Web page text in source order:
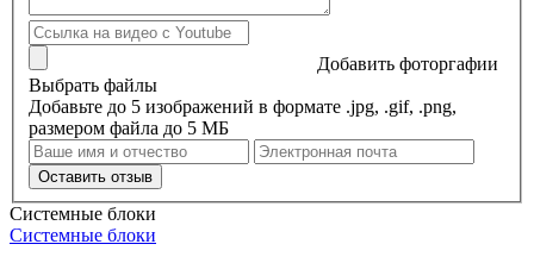
Добавить фоторгафии
Выбрать файлы
Добавьте до 5 изображений в формате .jpg, .gif, .png,
размером файла до 5 МБ
Оставить отзыв
Системные блоки
Системные блоки